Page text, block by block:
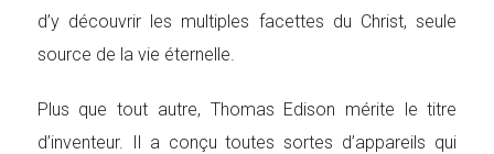
d’y découvrir les multiples facettes du Christ, seule
source de la vie éternelle.
Plus que tout autre, Thomas Edison mérite le titre
d’inventeur. Il a conçu toutes sortes d’appareils qui